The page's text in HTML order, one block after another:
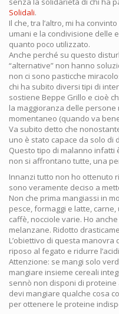
Solidali.
Il che, tra l’altro, mi ha
umani e la condivisione delle
quanto poco utilizzato.
Anche perché su questo
“alternative” non hanno
non ci sono pasticche
chi ha subito diversi tipi di
sostiene Beppe Grillo e cioè
la maggioranza delle
momentaneo (quando va
Va subito detto che
uno è stato capace da solo di
Questo tipo di malanno infatti
non si affrontano tutte, una
Innanzi tutto non ho ottenuto
sono veramente deciso a
Non che prima mangiassi in
pesce, formaggi e latte,
caffè, nocciole varie. Ho
melanzane. Ridotto
L’obiettivo di questa
riposo al fegato e ridurre
Attenzione: se mangi solo
mangiare insieme cereali
sennò non disponi di proteine
devi mangiare qualche cosa
per ottenere le proteine